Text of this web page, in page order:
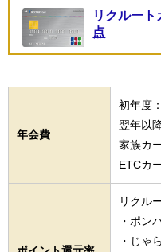
リクルー
点
年会費
初年度
翌年以
家族カ
ETCカ
リクル
・ポン
・じゃ